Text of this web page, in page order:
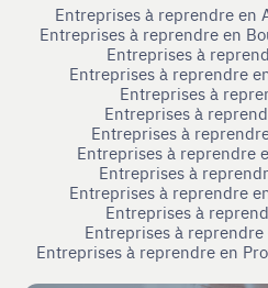
Entreprises à reprendre en
Entreprises à reprendre en
Entreprises à
Entreprises à reprendre
Entreprises à
Entreprises à
Entreprises à
Entreprises à reprendre
Entreprises à
Entreprises à reprendre
Entreprises à
Entreprises à reprendre
Entreprises à reprendre en